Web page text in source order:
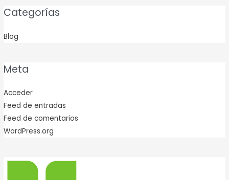
Categorías
Blog
Meta
Acceder
Feed de entradas
Feed de comentarios
WordPress.org